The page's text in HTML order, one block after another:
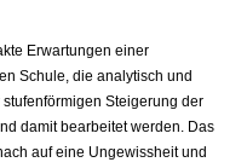
Erwartungen einer
Schule, die analytisch und
Steigerung der
damit bearbeitet werden. Das
auf eine Ungewissheit und